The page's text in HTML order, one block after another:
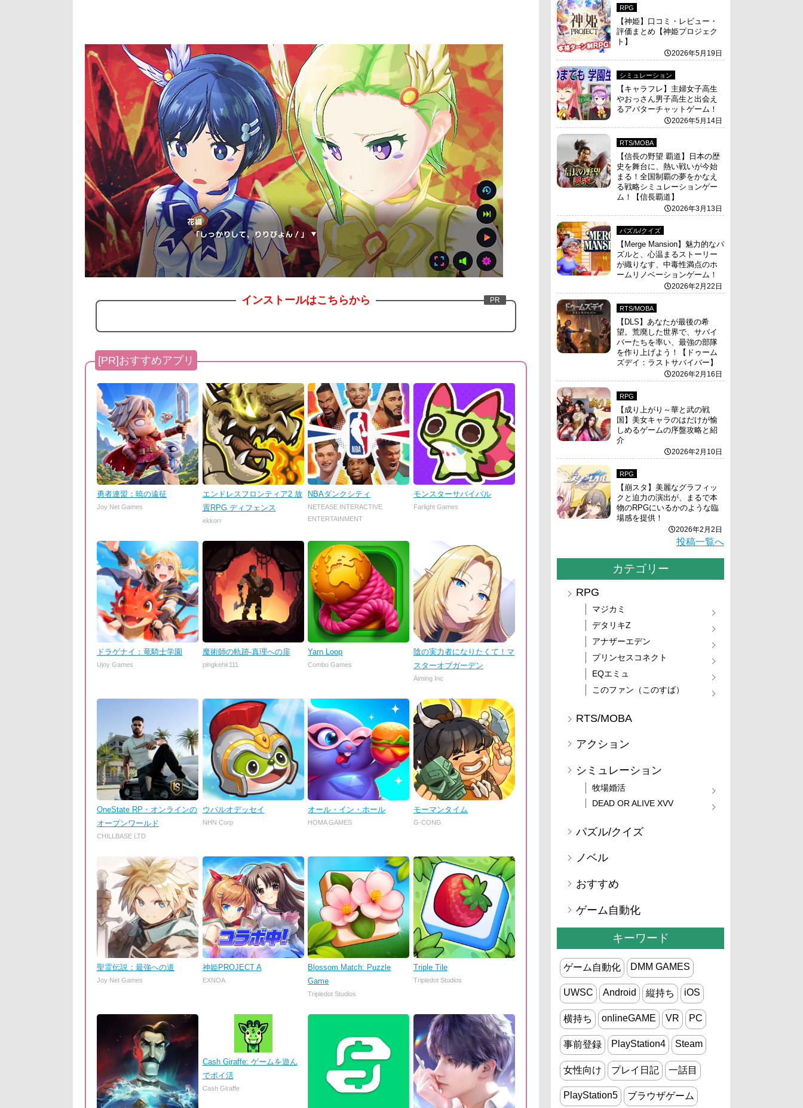
インストールはこちらから
勇者連盟：暁の遠征
Joy Net Games
エンドレスフロンティア2 放
置RPG ディフェンス
ekkorr
NBAダンクシティ
NETEASE INTERACTIVE
ENTERTAINMENT
モンスターサバイバル
Farlight Games
ドラゲナイ：竜騎士学園
Ujoy Games
魔術師の軌跡-真理への扉
pingkehk111
Yarn Loop
Combo Games
陰の実力者になりたくて！マ
スターオブガーデン
Aiming Inc
OneState RP・オンラインの
オープンワールド
CHILLBASE LTD
ウパルオデッセイ
NHN Corp
オール・イン・ホール
HOMA GAMES
モーマンタイム
G-CONG
聖霊伝説：最強への道
Joy Net Games
神姫PROJECT A
EXNOA
Blossom Match: Puzzle
Game
Tripledot Studios
Triple Tile
Tripledot Studios
Cash Giraffe: ゲームを遊ん
でポイ活
Cash Giraffe
RPG
【神姫】口コミ・レビュー・
評価まとめ【神姫プロジェク
ト】
2026年5月19日
シミュレーション
【キャラフレ】主婦女子高生
やおっさん男子高生と出会え
るアバターチャットゲーム！
2026年5月14日
RTS/MOBA
【信長の野望 覇道】日本の歴
史を舞台に、熱い戦いが今始
まる！全国制覇の夢をかなえ
る戦略シミュレーションゲー
ム！【信長覇道】
2026年3月13日
パズル/クイズ
【Merge Mansion】魅力的なパ
ズルと、心温まるストーリー
が織りなす、中毒性満点のホ
ームリノベーションゲーム！
2026年2月22日
RTS/MOBA
【DLS】あなたが最後の希
望。荒廃した世界で、サバイ
バーたちを率い、最強の部隊
を作り上げよう！【ドゥーム
ズデイ：ラストサバイバー】
2026年2月16日
RPG
【成り上がり～華と武の戦
国】美女キャラのはだけが愉
しめるゲームの序盤攻略と紹
介
2026年2月10日
RPG
【崩スタ】美麗なグラフィッ
クと迫力の演出が、まるで本
物のRPGにいるかのような臨
場感を提供！
2026年2月2日
投稿一覧へ
カテゴリー
RPG
マジカミ
デタリキZ
アナザーエデン
プリンセスコネクト
EQエミュ
このファン（このすば）
RTS/MOBA
アクション
シミュレーション
牧場婚活
DEAD OR ALIVE XVV
パズル/クイズ
ノベル
おすすめ
ゲーム自動化
キーワード
ゲーム自動化 DMM GAMES
UWSC Android 縦持ち iOS
横持ち onlineGAME VR PC
事前登録 PlayStation4 Steam
女性向け プレイ日記 一話目
PlayStation5 ブラウザゲーム